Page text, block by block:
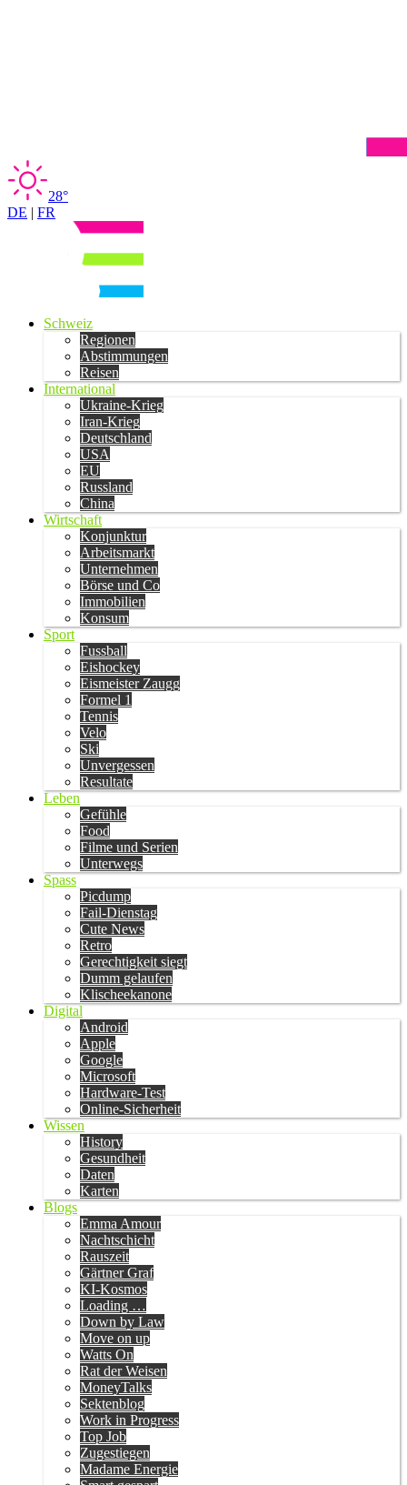
28°
DE | FR
Schweiz
Regionen
Abstimmungen
Reisen
International
Ukraine-Krieg
Iran-Krieg
Deutschland
USA
EU
Russland
China
Wirtschaft
Konjunktur
Arbeitsmarkt
Unternehmen
Börse und Co
Immobilien
Konsum
Sport
Fussball
Eishockey
Eismeister Zaugg
Formel 1
Tennis
Velo
Ski
Unvergessen
Resultate
Leben
Gefühle
Food
Filme und Serien
Unterwegs
Spass
Picdump
Fail-Dienstag
Cute News
Retro
Gerechtigkeit siegt
Dumm gelaufen
Klischeekanone
Digital
Android
Apple
Google
Microsoft
Hardware-Test
Online-Sicherheit
Wissen
History
Gesundheit
Daten
Karten
Blogs
Emma Amour
Nachtschicht
Rauszeit
Gärtner Graf
KI-Kosmos
Loading …
Down by Law
Move on up
Watts On
Rat der Weisen
MoneyTalks
Sektenblog
Work in Progress
Top Job
Zugestiegen
Madame Energie